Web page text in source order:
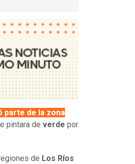
parte de la zona
pintara de verde por
de Los Ríos